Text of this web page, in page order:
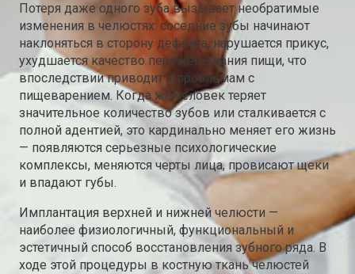
Потеря даже одного зуба вызывает необратимые
изменения в челюстях: соседние зубы начинают
наклоняться в сторону дефекта, нарушается прикус,
ухудшается качество пережевывания пищи, что
впоследствии приводит к проблемам с
пищеварением. Когда же человек теряет
значительное количество зубов или сталкивается с
полной адентией, это кардинально меняет его жизнь
— появляются серьезные психологические
комплексы, меняются черты лица, провисают щеки
и впадают губы.
Имплантация верхней и нижней челюсти —
наиболее физиологичный, функциональный и
эстетичный способ восстановления зубного ряда. В
ходе этой процедуры в костную ткань челюстей